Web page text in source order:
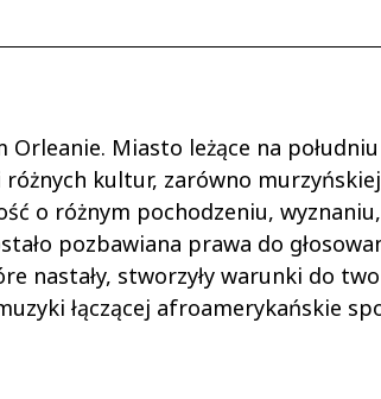
Orleanie. Miasto leżące na
kultur, zarówno
o różnym pochodzeniu,
pozbawiana prawa do
nastały, stworzyły warunki do
łączącej afroamerykańskie